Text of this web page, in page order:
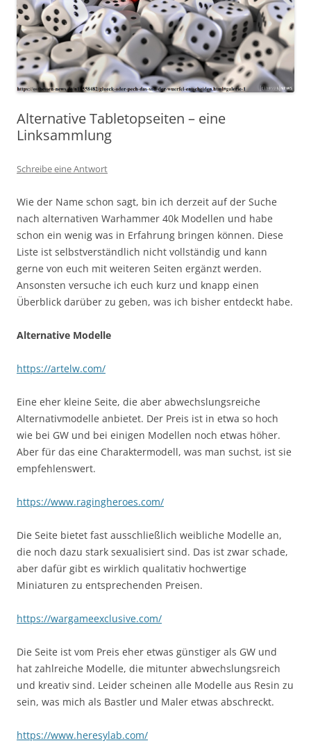
Alternative Tabletopseiten – eine
Linksammlung
Schreibe eine Antwort
Wie der Name schon sagt, bin ich derzeit auf der Suche
nach alternativen Warhammer 40k Modellen und habe
schon ein wenig was in Erfahrung bringen können. Diese
Liste ist selbstverständlich nicht vollständig und kann
gerne von euch mit weiteren Seiten ergänzt werden.
Ansonsten versuche ich euch kurz und knapp einen
Überblick darüber zu geben, was ich bisher entdeckt habe.
Alternative Modelle
https://artelw.com/
Eine eher kleine Seite, die aber abwechslungsreiche
Alternativmodelle anbietet. Der Preis ist in etwa so hoch
wie bei GW und bei einigen Modellen noch etwas höher.
Aber für das eine Charaktermodell, was man suchst, ist sie
empfehlenswert.
https://www.ragingheroes.com/
Die Seite bietet fast ausschließlich weibliche Modelle an,
die noch dazu stark sexualisiert sind. Das ist zwar schade,
aber dafür gibt es wirklich qualitativ hochwertige
Miniaturen zu entsprechenden Preisen.
https://wargameexclusive.com/
Die Seite ist vom Preis eher etwas günstiger als GW und
hat zahlreiche Modelle, die mitunter abwechslungsreich
und kreativ sind. Leider scheinen alle Modelle aus Resin zu
sein, was mich als Bastler und Maler etwas abschreckt.
https://www.heresylab.com/